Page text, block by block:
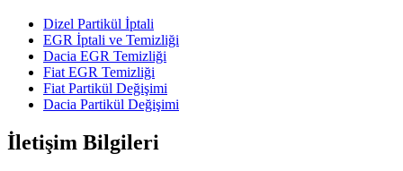
Dizel Partikül İptali
EGR İptali ve Temizliği
Dacia EGR Temizliği
Fiat EGR Temizliği
Fiat Partikül Değişimi
Dacia Partikül Değişimi
İletişim Bilgileri